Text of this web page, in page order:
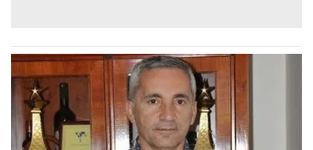
sınırlı olarak açık rızanız dahilinde kullanılacaktır.
Çerezlere ilişkin tercihlerinizi aşağıda yer alan panel
vasıtasıyla belirleyebilirsiniz. Çerezlere ilişkin detaylı bilgi
için Ayarlar butonuna tıklayabilir,Çerez Bilgilendirme
Metnimizi ziyaret edebilirsiniz.